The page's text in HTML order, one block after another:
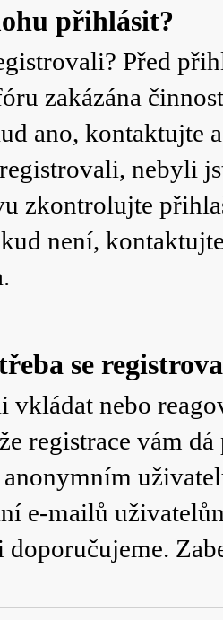
přihlásit?
Před
zakázána
ano, kontaktujte
nebyli
zkontrolujte
není,
se
vkládat nebo
registrace vám
e-mailů
doporučujeme.